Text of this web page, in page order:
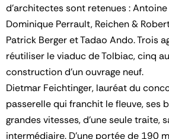
d'architectes sont retenues :
Dominique Perrault, Reichen &
Patrick Berger et Tadao Ando. Trois
réutiliser le viaduc de Tolbiac, cinq
construction d'un ouvrage neuf.
Dietmar Feichtinger, lauréat du
passerelle qui franchit le fleuve, ses
grandes vitesses, d’une seule traite,
intermédiaire. D’une portée de 190